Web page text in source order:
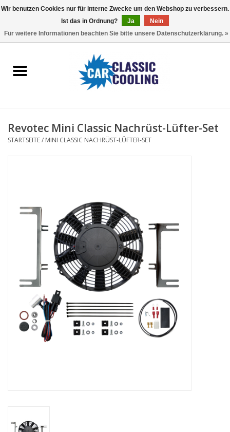
Komplette Kits
Controller
Revotec Mini Classic Nachrüst-Lüfter-Set
STARTSEITE/ MINI CLASSIC NACHRÜST-LÜFTER-SET
Wir benutzen Cookies nur für interne Zwecke um den Webshop zu verbessern.
Ist das in Ordnung?
Ja
Nein
Für weitere Informationen beachten Sie bitte unsere Datenschutzerklärung. »